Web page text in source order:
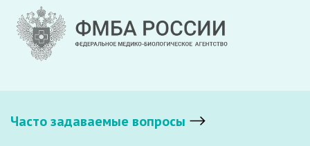
Часто задаваемые вопросы